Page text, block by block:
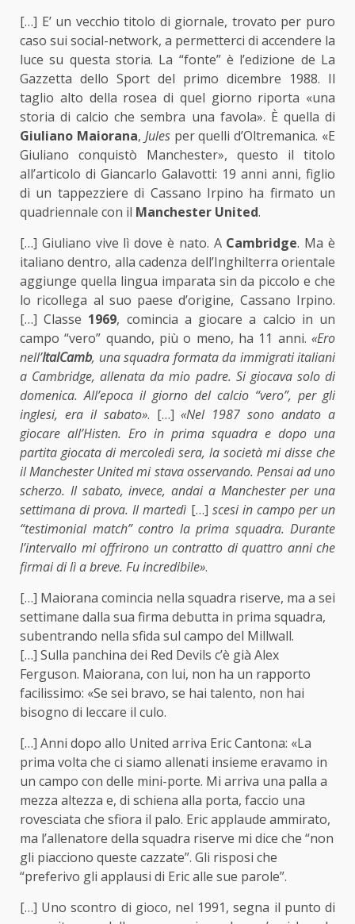
[…] E’ un vecchio titolo di giornale, trovato per puro
caso sui social-network, a permetterci di accendere la
luce su questa storia. La “fonte” è l’edizione de La
Gazzetta dello Sport del primo dicembre 1988. Il
taglio alto della rosea di quel giorno riporta «una
storia di calcio che sembra una favola». È quella di
Giuliano Maiorana, Julesper quelli d’Oltremanica. «E
Giuliano conquistò Manchester», questo il titolo
all’articolo di Giancarlo Galavotti: 19 anni anni, figlio
di un tappezziere di Cassano Irpino ha firmato un
quadriennale con il Manchester United.
[…] Giuliano vive lì dove è nato. A Cambridge. Ma è
italiano dentro, alla cadenza dell’Inghilterra orientale
aggiunge quella lingua imparata sin da piccolo e che
lo ricollega al suo paese d’origine, Cassano Irpino.
[…] Classe 1969, comincia a giocare a calcio in un
campo “vero” quando, più o meno, ha 11 anni. «Ero
nell’ItalCamb, una squadra formata da immigrati italiani
a Cambridge, allenata da mio padre. Si giocava solo di
domenica. All’epoca il giorno del calcio “vero”, per gli
inglesi, era il sabato». […]«Nel 1987 sono andato a
giocare all’Histen. Ero in prima squadra e dopo una
partita giocata di mercoledì sera, la società mi disse che
il Manchester United mi stava osservando. Pensai ad uno
scherzo. Il sabato, invece, andai a Manchester per una
settimana di prova. Il martedì […] scesi in campo per un
“testimonial match” contro la prima squadra. Durante
l’intervallo mi offrirono un contratto di quattro anni che
firmai di lì a breve. Fu incredibile».
[…] Maiorana comincia nella squadra riserve, ma a sei
settimane dalla sua firma debutta in prima squadra,
subentrando nella sfida sul campo del Millwall.
[…] Sulla panchina dei Red Devils c’è già Alex
Ferguson. Maiorana, con lui, non ha un rapporto
facilissimo: «Se sei bravo, se hai talento, non hai
bisogno di leccare il culo.
[…] Anni dopo allo United arriva Eric Cantona: «La
prima volta che ci siamo allenati insieme eravamo in
un campo con delle mini-porte. Mi arriva una palla a
mezza altezza e, di schiena alla porta, faccio una
rovesciata che sfiora il palo. Eric applaude ammirato,
ma l’allenatore della squadra riserve mi dice che “non
gli piacciono queste cazzate”. Gli risposi che
“preferivo gli applausi di Eric alle sue parole”.
[…] Uno scontro di gioco, nel 1991, segna il punto di